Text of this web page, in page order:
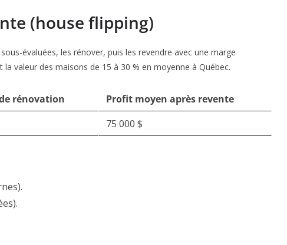
(house flipping)
évaluées, les rénover, puis les revendre avec une marge
valeur des maisons de 15 à 30 % en moyenne à Québec.
rénovation
Profit moyen après revente
75 000 $